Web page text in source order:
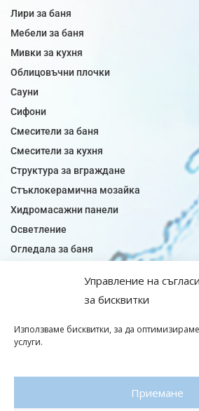
Управление на
за бисквитки
Използваме бисквитки, за да
услуги.
Приемане
Лири за баня
Мебели за баня
Мивки за кухня
Облицовъчни плочки
Сауни
Сифони
Смесители за баня
Смесители за кухня
Структура за вграждане
Стъклокерамична мозайка
Хидромасажни панели
Осветление
Огледала за баня
Плочки за кухня
Подови лентова сифони
Подови плочки